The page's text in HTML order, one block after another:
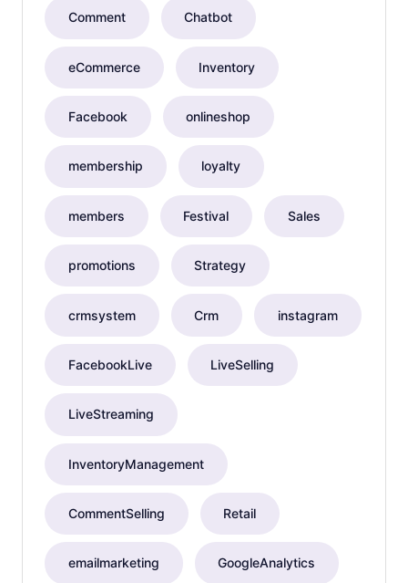
Comment Chatbot
eCommerce Inventory
Facebook onlineshop
membership loyalty
members Festival Sales
promotions Strategy
crmsystem Crm instagram
FacebookLive LiveSelling
LiveStreaming
InventoryManagement
CommentSelling Retail
emailmarketing GoogleAnalytics